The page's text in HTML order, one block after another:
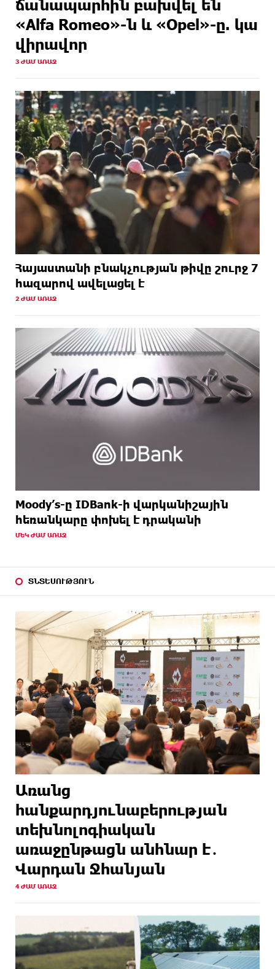
ԱՌԱՋ
լինելու
ԱՌԱՋ
Եվրոպայի մայրաքաղաքները գրանցում են շոգի
նոր ռեկորդներ
ճանապարհին բախվել են
«Alfa Romeo»-ն և «Opel»-ը. կա
վիրավոր
3 ԺԱՄ ԱՌԱՋ
Հայաստանի բնակչության թիվը շուրջ 7
հազարով ավելացել է
2 ԺԱՄ ԱՌԱՋ
Moody’s-ը IDBank-ի վարկանիշային
հեռանկարը փոխել է դրականի
ՄԵԿ ԺԱՄ ԱՌԱՋ
ՏՆՏԵՍՈՒԹՅՈՒՆ
Առանց
հանքարդյունաբերության
տեխնոլոգիական
առաջընթացն անհնար է․
Վարդան Ջհանյան
4 ԺԱՄ ԱՌԱՋ